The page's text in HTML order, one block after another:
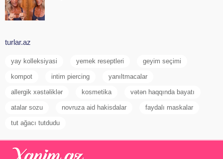
turlar.az
yay kolleksiyasi yemek reseptleri geyim seçimi
kompot intim piercing yanıltmacalar
allergik xəstəliklər kosmetika vətən haqqında bayatı
atalar sozu novruza aid hakisdalar faydalı maskalar
tut ağacı tutdudu